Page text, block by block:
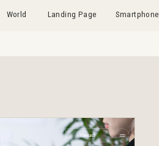
World Landing Page Smartphone